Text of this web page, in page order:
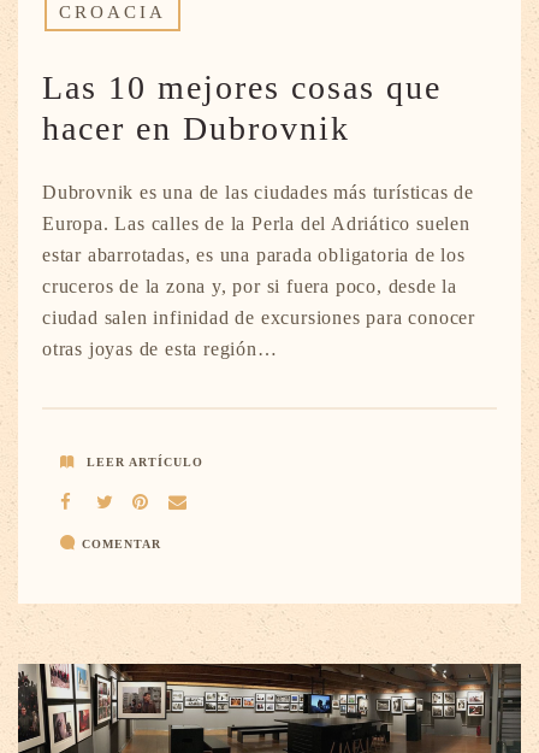
CROACIA
Las 10 mejores cosas que
hacer en Dubrovnik
Dubrovnik es una de las ciudades más turísticas de
Europa. Las calles de la Perla del Adriático suelen
estar abarrotadas, es una parada obligatoria de los
cruceros de la zona y, por si fuera poco, desde la
ciudad salen infinidad de excursiones para conocer
otras joyas de esta región…
LEER ARTÍCULO
COMENTAR